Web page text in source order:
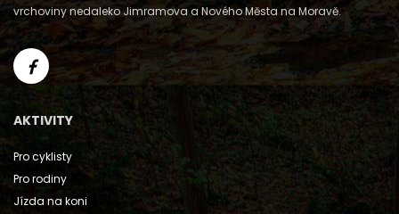
vrchoviny nedaleko Jimramova a Nového Města na Moravě.
AKTIVITY
Pro cyklisty
Pro rodiny
Jízda na koni